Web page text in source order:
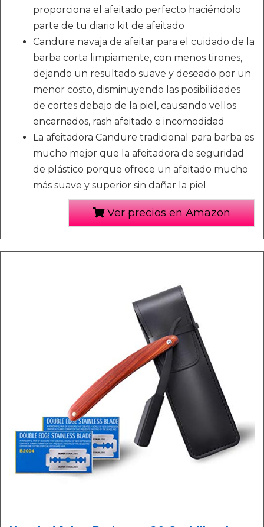
proporciona el afeitado perfecto haciéndolo
parte de tu diario kit de afeitado
Candure navaja de afeitar para el cuidado de la
barba corta limpiamente, con menos tirones,
dejando un resultado suave y deseado por un
menor costo, disminuyendo las posibilidades
de cortes debajo de la piel, causando vellos
encarnados, rash afeitado e incomodidad
La afeitadora Candure tradicional para barba es
mucho mejor que la afeitadora de seguridad
de plástico porque ofrece un afeitado mucho
más suave y superior sin dañar la piel
Ver precios en Amazon